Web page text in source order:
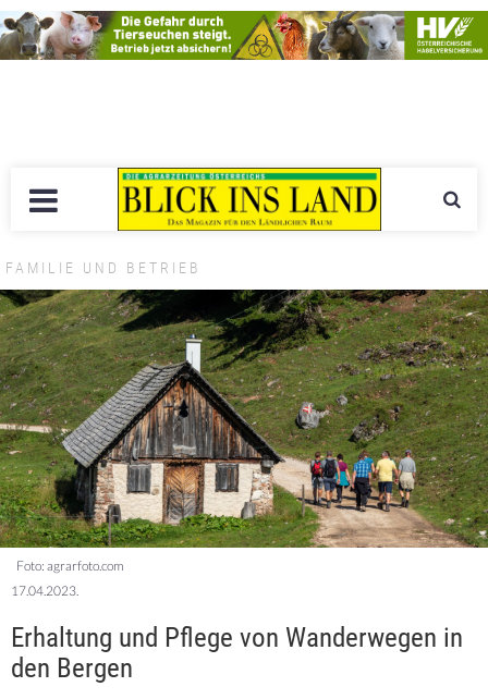
FAMILIE UND BETRIEB
Foto: agrarfoto.com
17.04.2023.
Erhaltung und Pflege von Wanderwegen in
den Bergen